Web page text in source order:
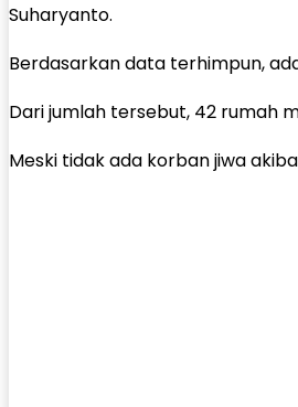
Suharyanto.
Berdasarkan data terhimpun,
Dari jumlah tersebut, 42 rumah
Meski tidak ada korban jiwa